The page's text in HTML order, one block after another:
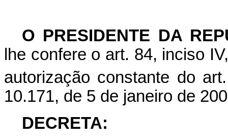
O PRESIDENTE DA
lhe confere o art. 84, inciso
autorização constante do
10.171, de 5 de janeiro de
DECRETA: